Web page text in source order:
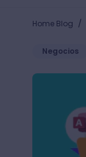
Home Blog /
Negocios
+5